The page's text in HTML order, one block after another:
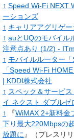
↑ Speed Wi-Fi NEXT
ーションズ
↑ キャリアアグリゲ
↑ auとUQのモバイ
注意点あり (1/2) -
↑ モバイルルーター
「Speed Wi-Fi
| KDDI株式会社
↑ スペック＆サービ
イ ネクスト ダブル
↑
『WiMAX 2+新料金
下り最大220Mbpsの
放題に』（プレスリ